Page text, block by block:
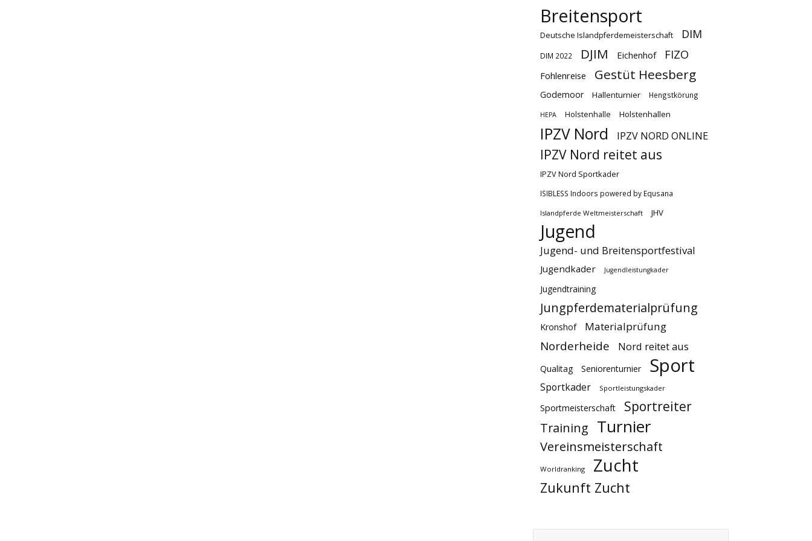
Breitensport
Deutsche Islandpferdemeisterschaft DIM
DIM 2022 DJIM Eichenhof FIZO
Fohlenreise Gestüt Heesberg
Godemoor Hallenturnier Hengstkörung
HEPA Holstenhalle Holstenhallen
IPZV Nord IPZV NORD ONLINE
IPZV Nord reitet aus
IPZV Nord Sportkader
ISIBLESS Indoors powered by Equsana
Islandpferde Weltmeisterschaft JHV
Jugend
Jugend- und Breitensportfestival
Jugendkader Jugendleistungkader
Jugendtraining
Jungpferdematerialprüfung
Kronshof Materialprüfung
Norderheide Nord reitet aus
Qualitag Seniorenturnier Sport
Sportkader Sportleistungskader
Sportmeisterschaft Sportreiter
Training Turnier
Vereinsmeisterschaft
Worldranking Zucht
Zukunft Zucht